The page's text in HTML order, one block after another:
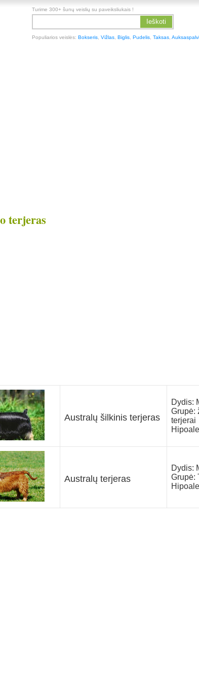
Turime 300+ šunų veislių su paveiksliukais !
Ieškoti
Populiarios veislės:Bokseris ,Vižlas ,Biglis ,Pudelis ,Taksas ,
terjeras
Australų šilkinis terjeras
Dydis:
Grupė:
terjerai
Australų terjeras
Dydis:
Grupė: